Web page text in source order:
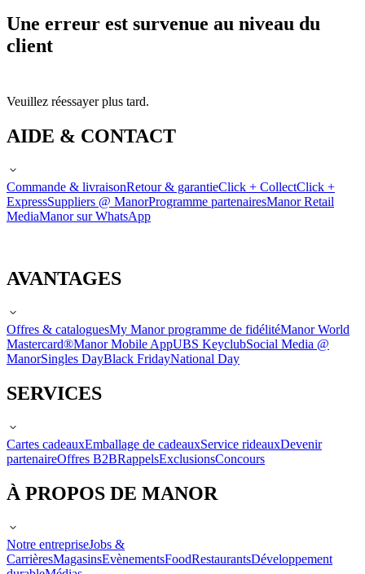
Une erreur est survenue au niveau du
client
Veuillez réessayer plus tard.
AIDE & CONTACT
Commande & livraisonRetour & garantieClick + CollectClick +
ExpressSuppliers @ ManorProgramme partenairesManor Retail
MediaManor sur WhatsApp
AVANTAGES
Offres & cataloguesMy Manor programme de fidélitéManor World
Mastercard®Manor Mobile AppUBS KeyclubSocial Media @
ManorSingles DayBlack FridayNational Day
SERVICES
Cartes cadeauxEmballage de cadeauxService rideauxDevenir
partenaireOffres B2BRappelsExclusionsConcours
À PROPOS DE MANOR
Notre entrepriseJobs &
CarrièresMagasinsEvènementsFoodRestaurantsDéveloppement